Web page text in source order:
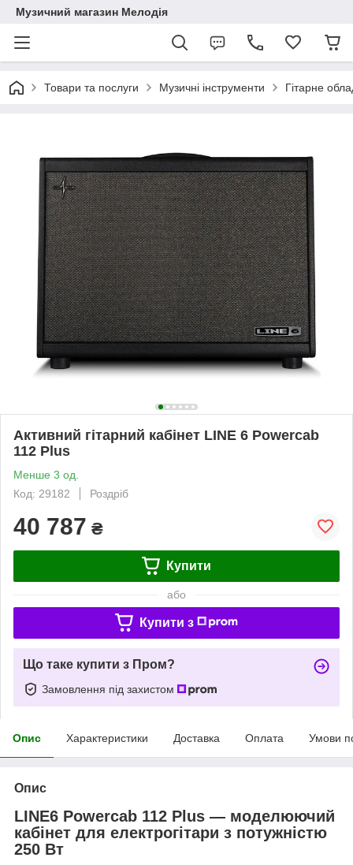
Музичний магазин Мелодія
Товари та послуги Музичні інструменти Гітарне
Активний гітарний кабінет LINE 6 Powercab
112 Plus
Менше 3 од.
Код: 29182
Роздріб
40 787 ₴
Купити
або
Купити з
Що таке купити з Пром?
Замовлення під захистом
Опис Характеристики Доставка Оплата Умови
Опис
LINE6 Powercab 112 Plus — моделюючий
кабінет для електрогітари з потужністю
250 Вт